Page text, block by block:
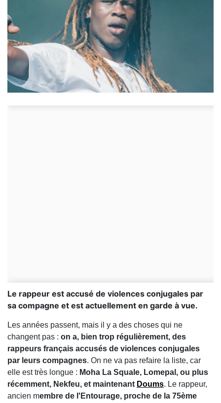
Le rappeur est accusé de violences conjugales par
sa compagne et est actuellement en garde à vue.
Les années passent, mais il y a des choses qui ne
changent pas : on a, bien trop régulièrement, des
rappeurs français accusés de violences conjugales
par leurs compagnes. On ne va pas refaire la liste, car
elle est très longue : Moha La Squale, Lomepal, ou plus
récemment, Nekfeu, et maintenant Doums. Le rappeur,
ancien membre de l'Entourage, proche de la 75ème